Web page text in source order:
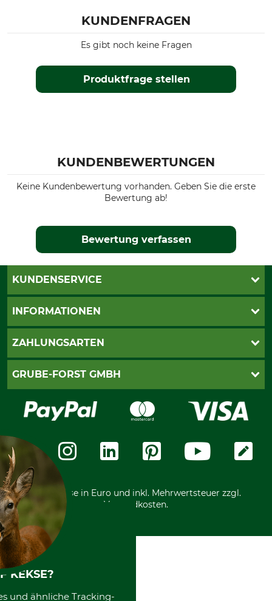
KUNDENFRAGEN
Produktfrage stellen
Es gibt noch keine Fragen
KUNDENBEWERTUNGEN
Keine Kundenbewertung vorhanden. Geben Sie die erste
Bewertung ab!
Bewertung verfassen
KUNDENSERVICE
Katalogbestellung
INFORMATIONEN
AGB
Widerrufsformular
Zahlungsarten
ZAHLUNGSARTEN
PayPal
Rechnung
Vorkasse
GRUBE-FORST GMBH
Karriere
Über uns
Community
International
*Alle Preise in Euro und inkl. Mehrwertsteuer zzgl.
Versandkosten.
KEKSE?
und ähnliche Tracking-